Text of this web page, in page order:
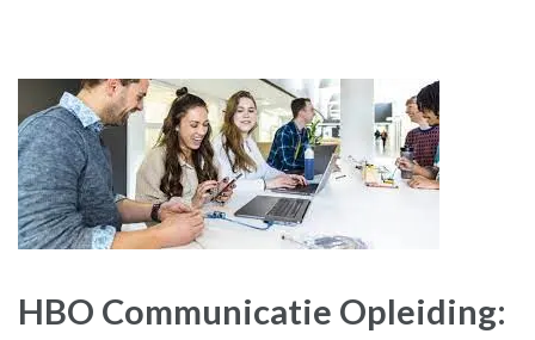
HBO Communicatie Opleiding: